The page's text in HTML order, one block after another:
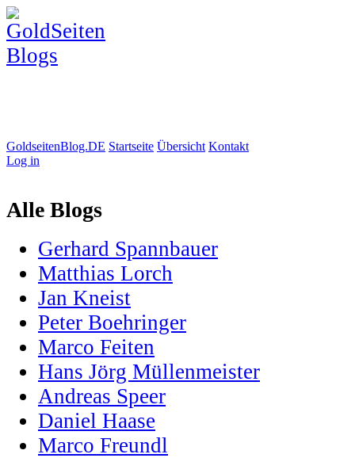
GoldseitenBlog.DE Startseite Übersicht Kontakt
Log in
Alle Blogs
Gerhard Spannbauer
Matthias Lorch
Jan Kneist
Peter Boehringer
Marco Feiten
Hans Jörg Müllenmeister
Andreas Speer
Daniel Haase
Marco Freundl